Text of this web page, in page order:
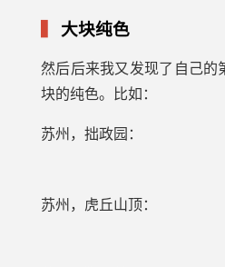
大块纯色
然后后来我又发现了自己的
块的纯色。比如：
苏州，拙政园：
苏州，虎丘山顶：